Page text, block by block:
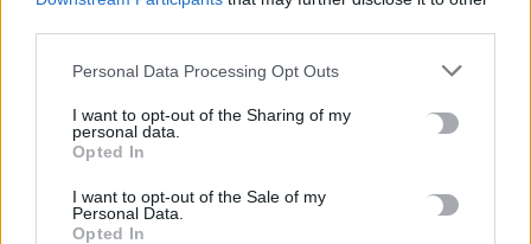
Personal Data Processing Opt Outs
I want to opt-out of the Sharing of my
personal data.
Opted In
I want to opt-out of the Sale of my
Personal Data.
Opted In
επενδύσεις, νησιά και προορισμούς υπό πίεση
8 Αυγούστου, 2026
8 Αυγούστου, 2026